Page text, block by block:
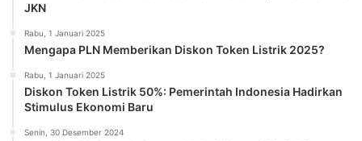
JKN
Rabu, 1 Januari 2025
Mengapa PLN Memberikan Diskon Token Listrik 2025?
Rabu, 1 Januari 2025
Diskon Token Listrik 50%: Pemerintah Indonesia Hadirkan
Stimulus Ekonomi Baru
Senin, 30 Desember 2024